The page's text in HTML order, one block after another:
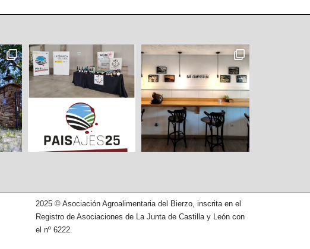
2025 © Asociación Agroalimentaria del Bierzo, inscrita en el
Registro de Asociaciones de La Junta de Castilla y León con
el nº 6222.